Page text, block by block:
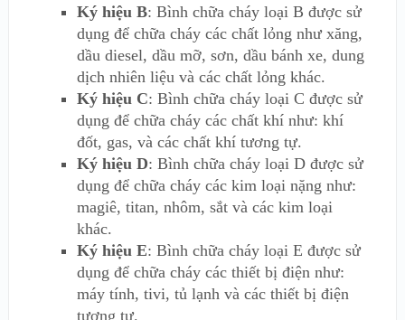
Ký hiệu B: Bình chữa cháy loại B được sử
dụng để chữa cháy các chất lỏng như xăng,
dầu diesel, dầu mỡ, sơn, dầu bánh xe, dung
dịch nhiên liệu và các chất lỏng khác.
Ký hiệu C: Bình chữa cháy loại C được sử
dụng để chữa cháy các chất khí như: khí
đốt, gas, và các chất khí tương tự.
Ký hiệu D: Bình chữa cháy loại D được sử
dụng để chữa cháy các kim loại nặng như:
magiê, titan, nhôm, sắt và các kim loại
khác.
Ký hiệu E: Bình chữa cháy loại E được sử
dụng để chữa cháy các thiết bị điện như:
máy tính, tivi, tủ lạnh và các thiết bị điện
tương tự.